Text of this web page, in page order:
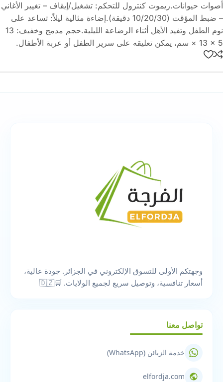
أصوات حيوانات.ريموت كنترول للتحكم: تشغيل/إيقاف – تغيير الأغاني
– ضبط المؤقت (10/20/30 دقيقة).إضاءة مثالية ليلاً: تساعد على
نوم الطفل وتفيد الأهل أثناء الرضاعة الليلية.حجم مدمج وخفيف: ‎13
× 13 × 5 سم، يمكن تعليقه على سرير الطفل أو عربة الأطفال.
وجهتكم الأولى للتسوق الإلكتروني في الجزائر. جودة عالية،
أسعار تنافسية، وتوصيل سريع لجميع الولايات. 🛒🇩🇿
تواصل معنا
خدمة الزبائن (WhatsApp)
elfordja.com